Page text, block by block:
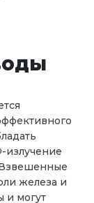
излучение
железа и
и могут